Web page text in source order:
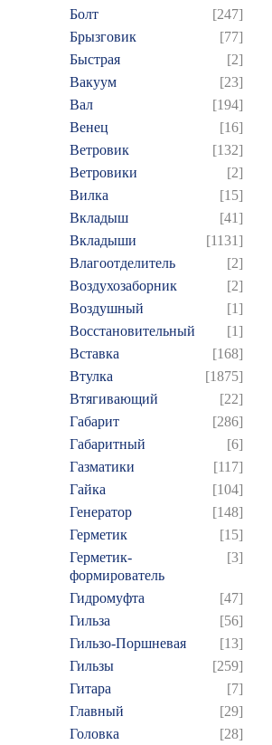
Болт
[247]
Брызговик
[77]
Быстрая
[2]
Вакуум
[23]
Вал
[194]
Венец
[16]
Ветровик
[132]
Ветровики
[2]
Вилка
[15]
Вкладыш
[41]
Вкладыши
[1131]
Влагоотделитель
[2]
Воздухозаборник
[2]
Воздушный
[1]
Восстановительный
[1]
Вставка
[168]
Втулка
[1875]
Втягивающий
[22]
Габарит
[286]
Габаритный
[6]
Газматики
[117]
Гайка
[104]
Генератор
[148]
Герметик
[15]
Герметик-
формирователь
[3]
Гидромуфта
[47]
Гильза
[56]
Гильзо-Поршневая
[13]
Гильзы
[259]
Гитара
[7]
Главный
[29]
Головка
[28]